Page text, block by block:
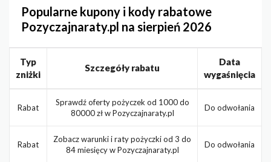
Popularne kupony i kody rabatowe
Pozyczajnaraty.pl na sierpień 2026
Typ
zniżki
Szczegóły rabatu
Data
wygaśnięcia
Rabat
Sprawdź oferty pożyczek od 1000 do
80000 zł w Pozyczajnaraty.pl
Do odwołania
Rabat
Zobacz warunki i raty pożyczki od 3 do
84 miesięcy w Pozyczajnaraty.pl
Do odwołania